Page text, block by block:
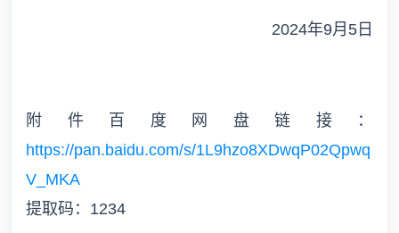
2024年9月5日
附件百度网盘链接：
https://pan.baidu.com/s/1L9hzo8XDwqP02Qpwq
V_MKA
提取码：1234